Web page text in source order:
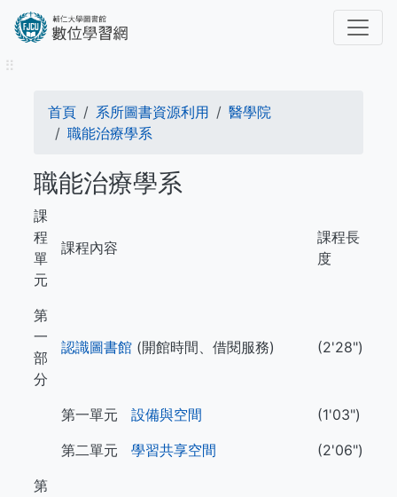
內
⠿
導
航
連
結
首頁 系所圖書資源利用
醫學院
職能治療學系
職能治療學系
課
程
單
元
課程內容
課程長
度
第
一
部
分
認識圖書館 (開館時間、借閱服務) (2'28")
第一單元 設備與空間
(1'03")
第二單元 學習共享空間
(2'06")
第